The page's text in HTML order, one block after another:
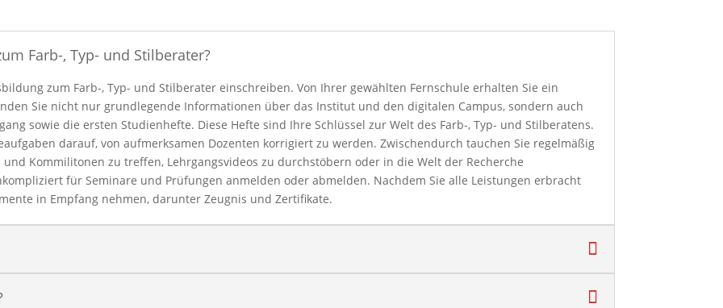
Farb-, Typ- und Stilberater?
zum Farb-, Typ- und Stilberater einschreiben. Von Ihrer gewählten Fernschule erhalten Sie ein
Sie nicht nur grundlegende Informationen über das Institut und den digitalen Campus, sondern auch
sowie die ersten Studienhefte. Diese Hefte sind Ihre Schlüssel zur Welt des Farb-, Typ- und Stilberatens.
darauf, von aufmerksamen Dozenten korrigiert zu werden. Zwischendurch tauchen Sie regelmäßig
Kommilitonen zu treffen, Lehrgangsvideos zu durchstöbern oder in die Welt der Recherche
für Seminare und Prüfungen anmelden oder abmelden. Nachdem Sie alle Leistungen erbracht
in Empfang nehmen, darunter Zeugnis und Zertifikate.